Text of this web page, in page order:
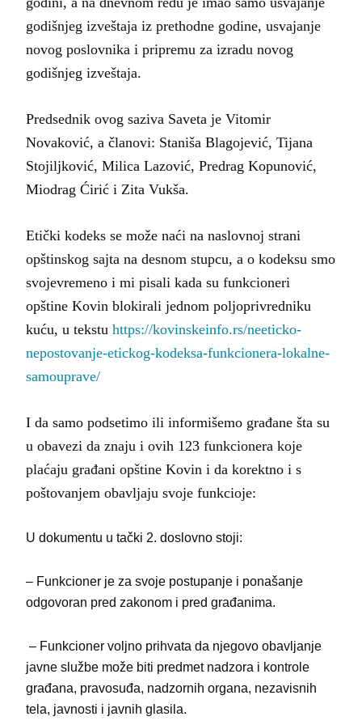
godišnjeg izveštaja iz prethodne godine, usvajanje
novog poslovnika i pripremu za izradu novog
godišnjeg izveštaja.
Predsednik ovog saziva Saveta je Vitomir
Novaković, a članovi: Staniša Blagojević, Tijana
Stojiljković, Milica Lazović, Predrag Kopunović,
Miodrag Ćirić i Zita Vukša.
Etički kodeks se može naći na naslovnoj strani
opštinskog sajta na desnom stupcu, a o kodeksu smo
svojevremeno i mi pisali kada su funkcioneri
opštine Kovin blokirali jednom poljoprivredniku
kuću, u tekstuhttps://kovinskeinfo.rs/neeticko-
nepostovanje-etickog-kodeksa-funkcionera-lokalne-
samouprave/
I da samo podsetimo ili informišemo građane šta su
u obavezi da znaju i ovih 123 funkcionera koje
plaćaju građani opštine Kovin i da korektno i s
poštovanjem obavljaju svoje funkcioje:
U dokumentu u tački 2. doslovno stoji:
– Funkcioner je za svoje postupanje i ponašanje
odgovoran pred zakonom i pred građanima.
– Funkcioner voljno prihvata da njegovo obavljanje
javne službe može biti predmet nadzora i kontrole
građana, pravosuđa, nadzornih organa, nezavisnih
tela, javnosti i javnih glasila.